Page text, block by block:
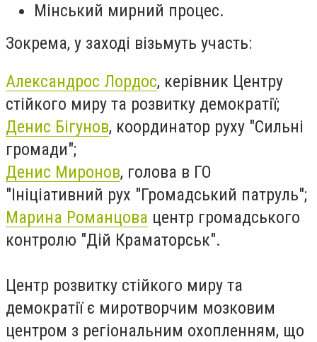
Мінський мирний процес.
Зокрема, у заході візьмуть участь:
Александрос Лордос, керівник Центру
стійкого миру та розвитку демократії;
Денис Бігунов, координатор руху "Сильні
громади";
Денис Миронов, голова в ГО
"Ініціативний рух "Громадський патруль";
Марина Романцова центр громадського
контролю "Дій Краматорськ".
Центр розвитку стійкого миру та
демократії є миротворчим мозковим
центром з регіональним охопленням, що